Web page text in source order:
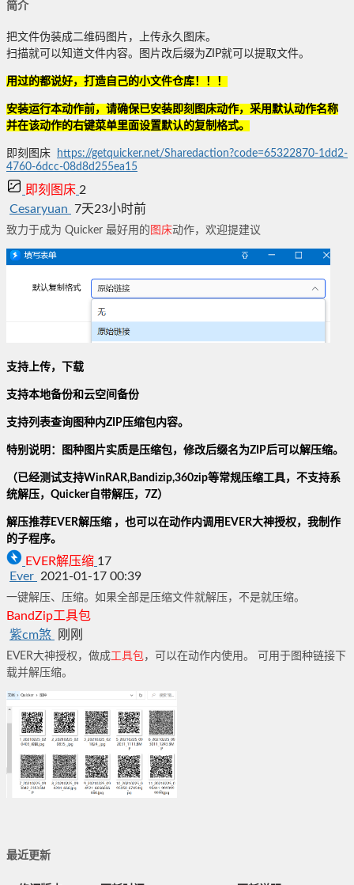
简介
把文件伪装成二维码图片，上传永久图床。
扫描就可以知道文件内容。图片改后缀为ZIP就可以提取文件。
用过的都说好，打造自己的小文件仓库！！！
安装运行本动作前，请确保已安装即刻图床动作，采用默认动作名称
并在该动作的右键菜单里面设置默认的复制格式。
即刻图床
https://getquicker.net/Sharedaction?code=65322870-1dd2-
4760-6dcc-08d8d255ea15
即刻 图 床 2
Cesaryuan 7天23小时前
致力于成为 Quicker 最好用的 图 床动作，欢迎提建议
支持上传，下载
支持本地备份和云空间备份
支持列表查询图种内ZIP压缩包内容。
特别说明：图种图片实质是压缩包，修改后缀名为ZIP后可以解压缩。
（已经测试支持WinRAR, Bandizip,360zip等常规压缩工具，不支持系
统解压，Quicker自带解压，7Z）
解压推荐EVER解压缩 ，也可以在动作内调用EVER大神授权，我制作
的子程序。
EVER解压缩 17
Ever 2021-01-17 00:39
一键解压、压缩。如果全部是压缩文件就解压，不是就压缩。
BandZip工具包
紫cm煞
刚刚
EVER大神授权，做成 工具包，可以在动作内使用。 可用于图种链接下
载并解压缩。
最近更新